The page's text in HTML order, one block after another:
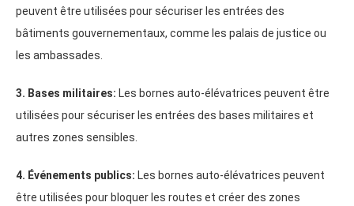
peuvent être utilisées pour sécuriser les entrées des
bâtiments gouvernementaux, comme les palais de justice ou
les ambassades.
3. Bases militaires: Les bornes auto-élévatrices peuvent être
utilisées pour sécuriser les entrées des bases militaires et
autres zones sensibles.
4. Événements publics: Les bornes auto-élévatrices peuvent
être utilisées pour bloquer les routes et créer des zones